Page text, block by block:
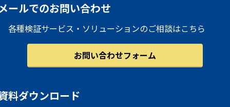
ールでのお問い合わせ
各種検証サービス・ソリューションのご相談はこちら
お問い合わせフォーム
料ダウンロード